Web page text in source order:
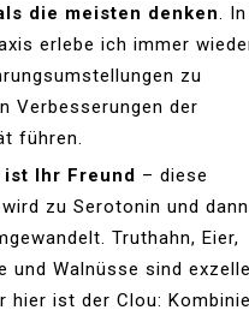
die meisten denken.
erlebe ich immer
zu
Verbesserungen der
führen.
Ihr Freund – diese
zu Serotonin und
Truthahn, Eier,
und Walnüsse sind
hier ist der Clou: